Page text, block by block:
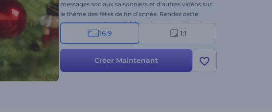
messages sociaux saisonniers et d'autres vidéos sur
le thème des fêtes de fin d'année. Rendez cette
saison encore plus spéciale : créez votre vidéo dès
maintenant ! 16:9 1:1
Créer Maintenant